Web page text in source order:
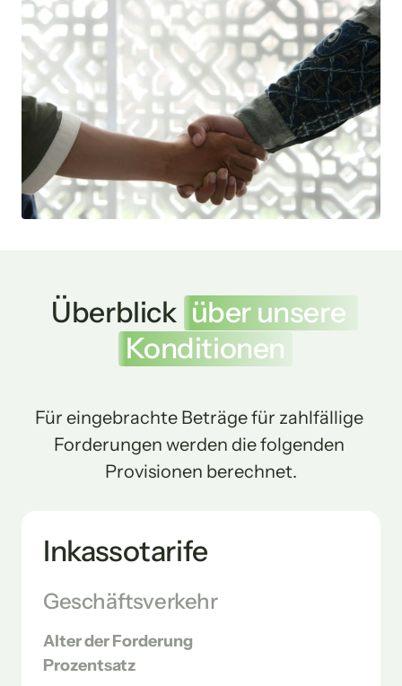
Überblick über
Konditionen
Für eingebrachte Beträge für zahlfällige
Forderungen werden die folgenden
Provisionen berechnet.
Inkassotarife
Geschäftsverkehr
Alter der Forderung
Prozentsatz